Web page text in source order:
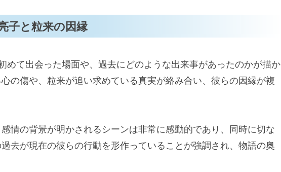
子と粒来の因縁
めて出会った場面や、過去にどのような出来事があったのかが描か
の傷や、粒来が追い求めている真実が絡み合い、彼らの因縁が複
情の背景が明かされるシーンは非常に感動的であり、同時に切な
去が現在の彼らの行動を形作っていることが強調され、物語の奥